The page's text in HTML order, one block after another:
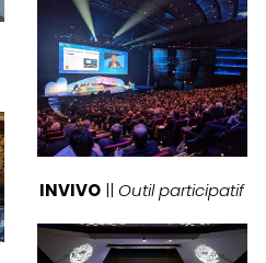
INVIVO || Outil participatif